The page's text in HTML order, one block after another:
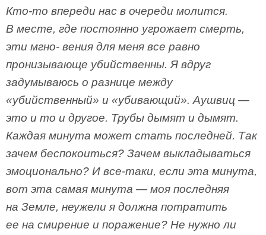
Кто-то впереди нас в очереди молится.
В месте, где постоянно угрожает смерть,
эти мгно- вения для меня все равно
пронизывающе убийственны. Я вдруг
задумываюсь о разнице между
«убийственный» и «убивающий». Аушвиц —
это и то и другое. Трубы дымят и дымят.
Каждая минута может стать последней. Так
зачем беспокоиться? Зачем выкладываться
эмоционально? И все-таки, если эта минута,
вот эта самая минута — моя последняя
на Земле, неужели я должна потратить
ее на смирение и поражение? Не нужно ли